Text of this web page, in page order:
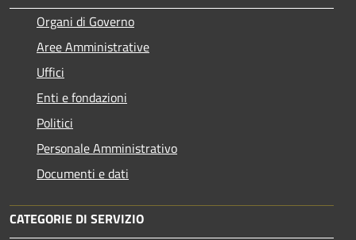
Organi di Governo
Aree Amministrative
Uffici
Enti e fondazioni
Politici
Personale Amministrativo
Documenti e dati
CATEGORIE DI SERVIZIO